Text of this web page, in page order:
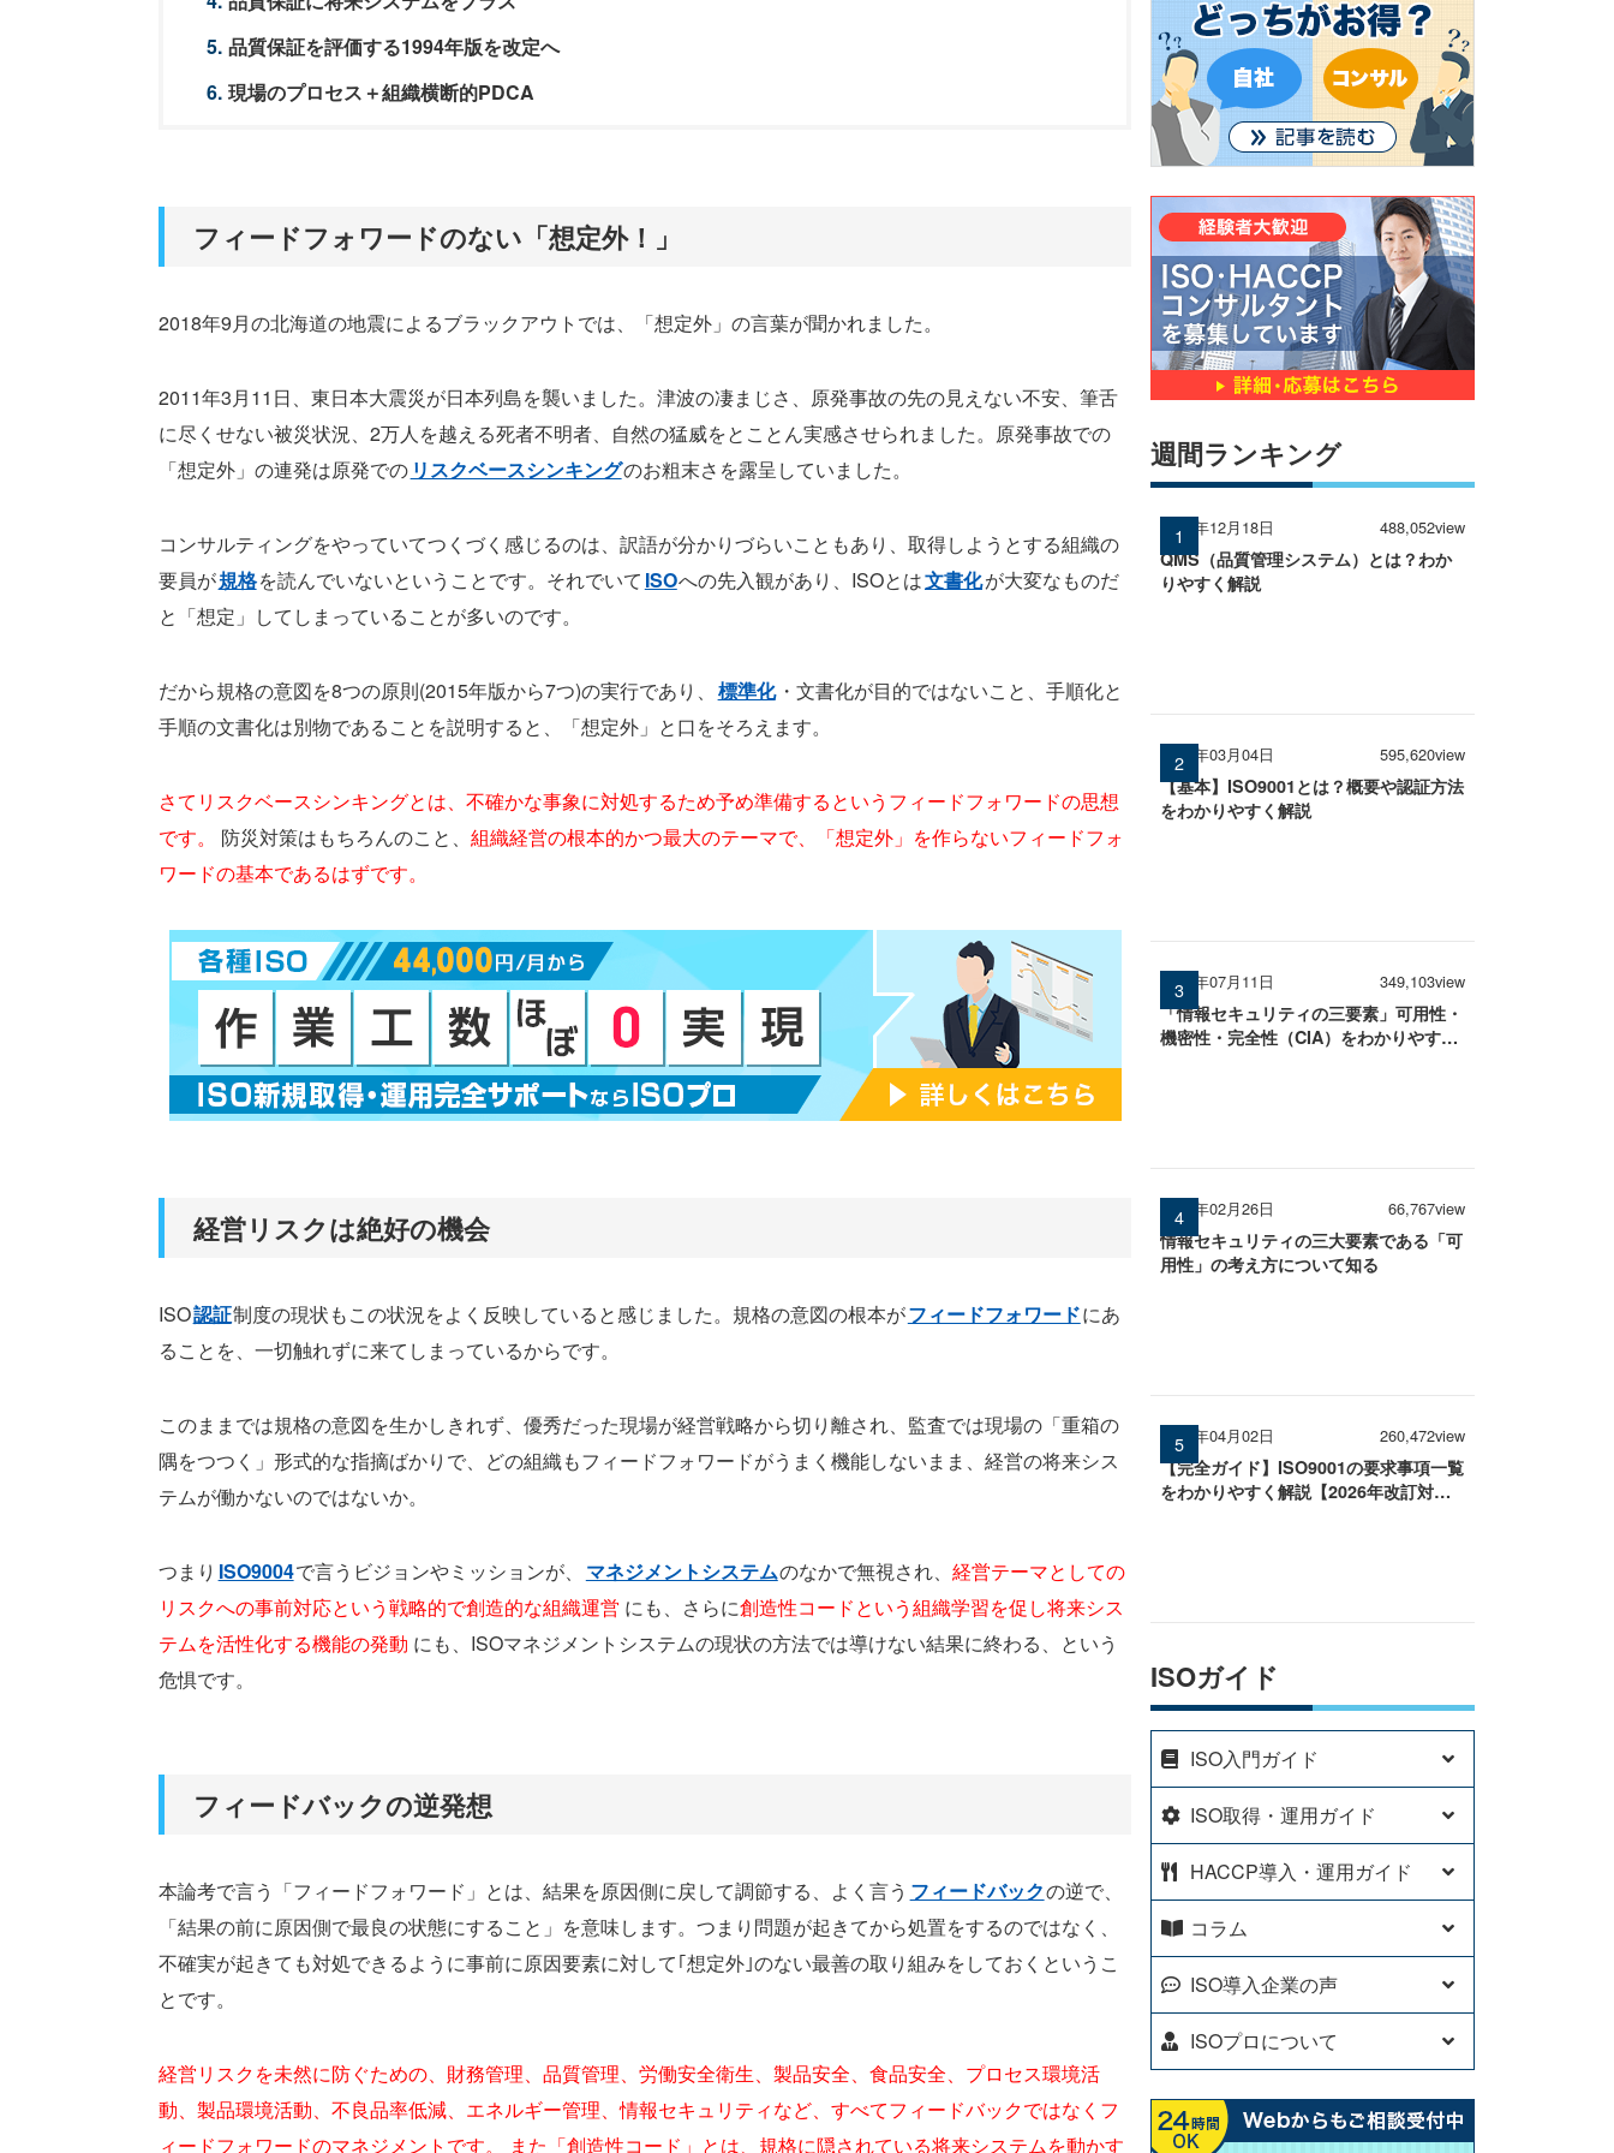
品質保証を評価する1994年版を改定へ
現場のプロセス＋組織横断的PDCA
フィードフォワードのない「想定外！」
2018年9月の北海道の地震によるブラックアウトでは、「想定外」の言葉が聞かれました。
2011年3月11日、東日本大震災が日本列島を襲いました。津波の凄まじさ、原発事故の先の見えない不安、筆舌
に尽くせない被災状況、2万人を越える死者不明者、自然の猛威をとことん実感させられました。原発事故での
「想定外」の連発は原発での リスクベースシンキングのお粗末さを露呈していました。
コンサルティングをやっていてつくづく感じるのは、訳語が分かりづらいこともあり、取得しようとする組織の
要員が規格を読んでいないということです。それでいて ISOへの先入観があり、ISOとは文書化が大変なものだ
と「想定」してしまっていることが多いのです。
だから規格の意図を8つの原則(2015年版から7つ)の実行であり、 標準化 ・文書化が目的ではないこと、手順化と
手順の文書化は別物であることを説明すると、「想定外」と口をそろえます。
さてリスクベースシンキングとは、不確かな事象に対処するため予め準備するというフィードフォワードの思想
です。
防災対策はもちろんのこと、 組織経営の根本的かつ最大のテーマで、「想定外」を作らないフィードフォ
ワードの基本であるはずです。
経営リスクは絶好の機会
ISO認証制度の現状もこの状況をよく反映していると感じました。規格の意図の根本がフィードフォワードにあ
ることを、一切触れずに来てしまっているからです。
このままでは規格の意図を生かしきれず、優秀だった現場が経営戦略から切り離され、監査では現場の「重箱の
隅をつつく」形式的な指摘ばかりで、どの組織もフィードフォワードがうまく機能しないまま、経営の将来シス
テムが働かないのではないか。
つまり ISO9004で言うビジョンやミッションが、 マネジメントシステムのなかで無視され、経営テーマとしての
リスクへの事前対応という戦略的で創造的な組織運営 にも、さらに創造性コードという組織学習を促し将来シス
テムを活性化する機能の発動 にも、ISOマネジメントシステムの現状の方法では導けない結果に終わる、という
危惧です。
フィードバックの逆発想
本論考で言う「フィードフォワード」とは、結果を原因側に戻して調節する、よく言う フィードバックの逆で、
「結果の前に原因側で最良の状態にすること」を意味します。つまり問題が起きてから処置をするのではなく、
不確実が起きても対処できるように事前に原因要素に対して｢想定外｣のない最善の取り組みをしておくというこ
とです。
経営リスクを未然に防ぐための、財務管理、品質管理、労働安全衛生、製品安全、食品安全、プロセス環境活
動、製品環境活動、不良品率低減、エネルギー管理、情報セキュリティなど、すべてフィードバックではなくフ
ィードフォワードのマネジメントです。 また「創造性コード」とは、規格に隠されている将来システムを動かす
週間ランキング
2024年12月18日 488,052view
QMS（品質管理システム）とは？わか
りやすく解説
2026年03月04日 595,620view
【基本】ISO9001とは？概要や認証方法
をわかりやすく解説
2025年07月11日 349,103view
「情報セキュリティの三要素」可用性・
機密性・完全性（CIA）をわかりやすく
2026年02月26日 66,767view
情報セキュリティの三大要素である「可
用性」の考え方について知る
2026年04月02日 260,472view
【完全ガイド】ISO9001の要求事項一覧
をわかりやすく解説【2026年改訂対
ISOガイド
ISO入門ガイド
ISO取得・運用ガイド
HACCP導入・運用ガイド
コラム
ISO導入企業の声
ISOプロについて